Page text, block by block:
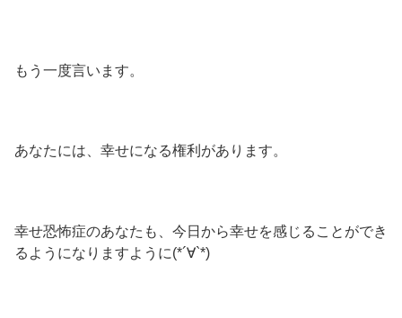
もう一度言います。
あなたには、幸せになる権利があります。
幸せ恐怖症のあなたも、今日から幸せを感じることができ
るようになりますように(*´∀`*)